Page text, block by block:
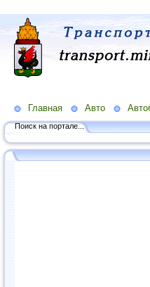
Главная Авто
Поиск на портале...